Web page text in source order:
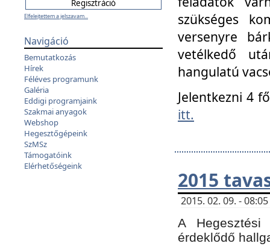
Elfelejtettem a jelszavam...
Navigáció
Bemutatkozás
Hírek
Féléves programunk
Galéria
Eddigi programjaink
Szakmai anyagok
Webshop
Hegesztőgépeink
SzMSz
Támogatóink
Elérhetőségeink
szükséges
versenyre
vetélkedő
hangulatú
Jelentkezni 4
itt.
2015
2015. 02. 09. -
A
érdeklődő